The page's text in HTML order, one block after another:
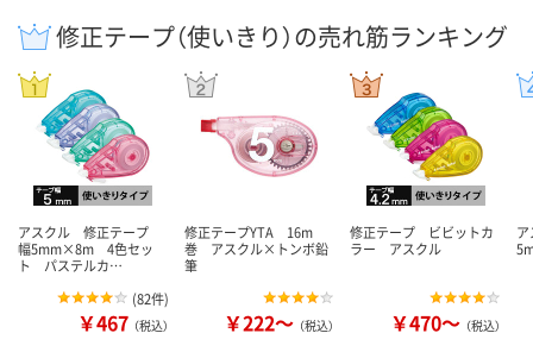
修正テープ（使いきり）の売れ筋ランキング
アスクル 修正テープ
幅5mm×8m 4色セッ
ト パステルカ…
(82件)
￥467 （税込）
修正テープYTA 16m
巻 アスクル×トンボ鉛
筆
￥222～ （税込）
修正テープ ビビットカ
ラー アスクル
￥470～ （税込）